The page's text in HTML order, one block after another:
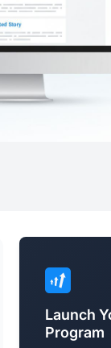
Launch
Program